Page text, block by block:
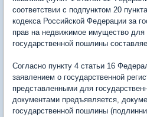
соответствии с подпунктом 20
кодекса Российской Федерации за
прав на недвижимое имущество для
государственной пошлины
Согласно пункту 4 статьи 16
заявлением о государственной
представленными для
документами предъявляется,
государственной пошлины